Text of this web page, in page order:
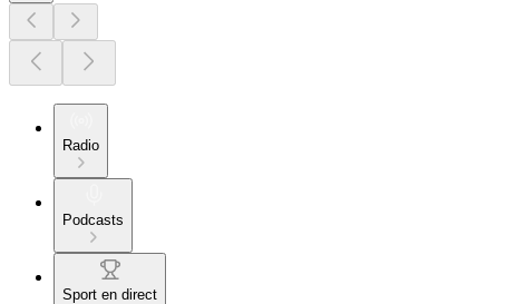
Radio
Podcasts
Sport en direct